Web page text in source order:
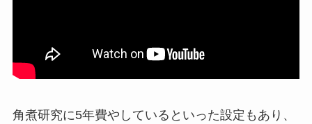
角煮研究に5年費やしているといった設定もあり、